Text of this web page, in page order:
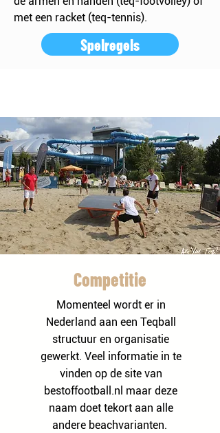
met een racket (teq-tennis).
Spelregels
Competitie
Momenteel wordt er in
Nederland aan een Teqball
structuur en organisatie
gewerkt. Veel informatie in te
vinden op de site van
bestoffootball.nl maar deze
naam doet tekort aan alle
andere beachvarianten.